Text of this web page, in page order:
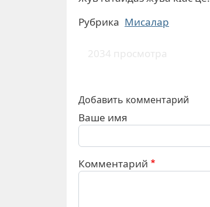
Рубрика Мисалар
2034 просмотра
Добавить комментарий
Ваше имя
Комментарий